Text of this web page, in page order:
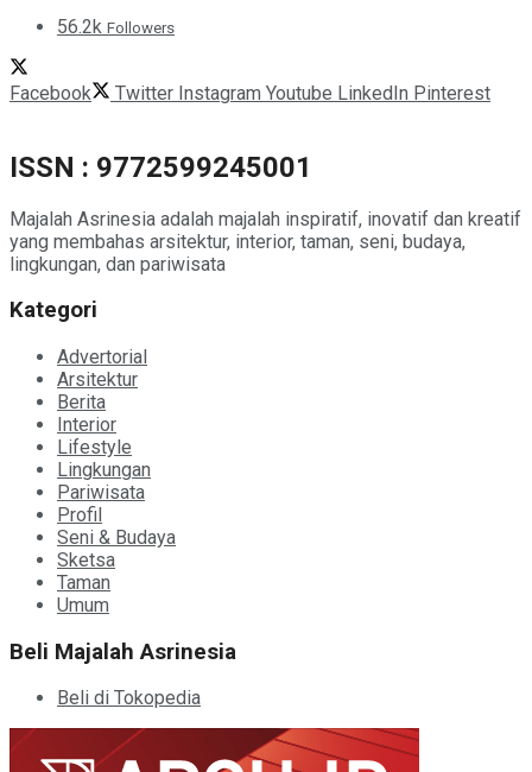
56.2k Followers
Facebook Twitter Instagram Youtube LinkedIn Pinterest
ISSN : 9772599245001
Majalah Asrinesia adalah majalah inspiratif, inovatif dan kreatif
yang membahas arsitektur, interior, taman, seni, budaya,
lingkungan, dan pariwisata
Kategori
Advertorial
Arsitektur
Berita
Interior
Lifestyle
Lingkungan
Pariwisata
Profil
Seni & Budaya
Sketsa
Taman
Umum
Beli Majalah Asrinesia
Beli di Tokopedia